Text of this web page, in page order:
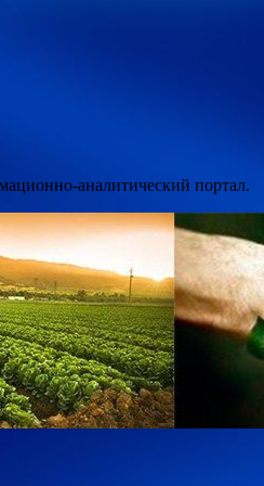
аналитический портал.